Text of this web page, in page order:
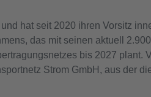
hat seit 2020 ihren Vorsitz
das mit seinen aktuell
bis 2027 plant.
Strom GmbH, aus der